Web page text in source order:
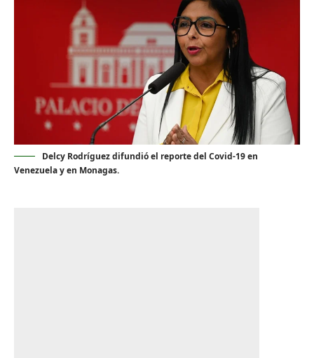
Delcy Rodríguez difundió el reporte del Covid-19 en
Venezuela y en Monagas.